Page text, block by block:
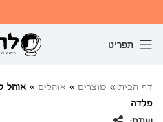
תפריט
דף הבית » מוצרים » אוהלים »
פלדה